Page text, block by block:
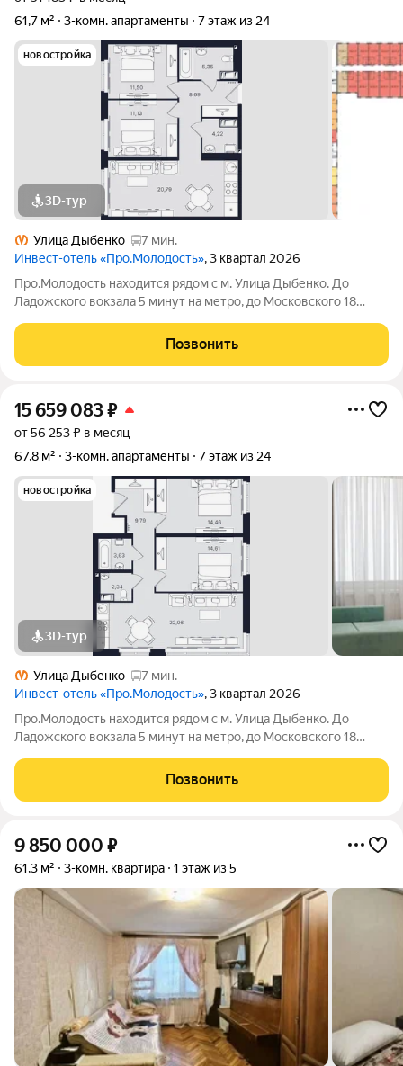
61,7 м²
3-комн. апартаменты 7 этаж из 24
новостройка
3D-тур
Улица Дыбенко
7 мин.
Инвест-отель «Про.Молодость», 3 квартал 2026
Про.Молодость находится рядом с м. Улица Дыбенко. До
Ладожского вокзала 5 минут на метро, до Московского 18
расположены крупные гипермаркеты Перекрёсток, Максидом,
Окей, Петрович. Пешком можно
Позвонить
15 659 083₽
от 56 253 ₽ в месяц
67,8 м²
3-комн. апартаменты 7 этаж из 24
новостройка
3D-тур
Улица Дыбенко
7 мин.
Инвест-отель «Про.Молодость», 3 квартал 2026
Про.Молодость находится рядом с м. Улица Дыбенко. До
Ладожского вокзала 5 минут на метро, до Московского 18
расположены крупные гипермаркеты Перекрёсток, Максидом,
Окей, Петрович. Пешком можно
Позвонить
9 850 000 ₽
61,3 м² 3-комн. квартира 1 этаж из 5